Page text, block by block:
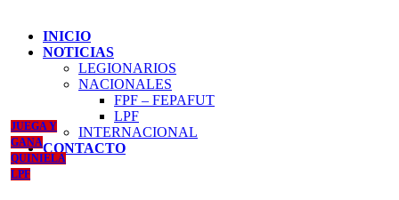
INICIO
NOTICIAS
LEGIONARIOS
NACIONALES
FPF – FEPAFUT
LPF
INTERNACIONAL
CONTACTO
JUEGA Y
GANA
QUINIELA
LPF